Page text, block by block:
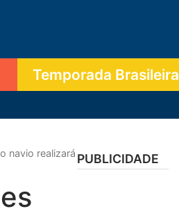
Temporada Brasileira
navio realizará PUBLICIDADE